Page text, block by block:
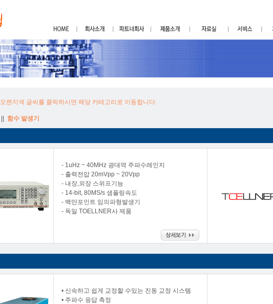
오렌지색 글씨를 클릭하시면 해당 카테고리로 이동합니다.
함수 발생기
- 1uHz ~ 40MHz 광대역 주파수레인지
- 출력전압 20mVpp ~ 20Vpp
- 내장,외장 스위프기능
- 14-bit, 80MS/s 샘플링속도
- 백만포인트 임의파형발생기
- 독일 TOELLNER사 제품
• 신속하고 쉽게 교정할 수있는 진동 교정 시스템
• 주파수 응답 측정